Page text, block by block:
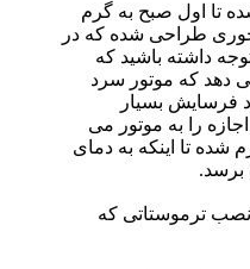
تا اول صبح به گرم
طراحی شده که در
داشته باشید که
دهد که موتور سرد
فرسایش بسیار
را به موتور می
تا اینکه به دمای
ترموستاتی که